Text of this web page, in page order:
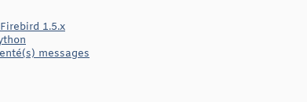
1.5.x
messages